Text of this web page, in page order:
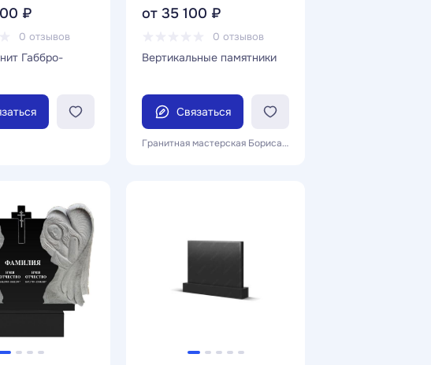
₽
0 отзывов
Габбро-
от 35 100 ₽
0 отзывов
Вертикальные памятники
Связаться
Гранитная мастерская Бориса Гладилина